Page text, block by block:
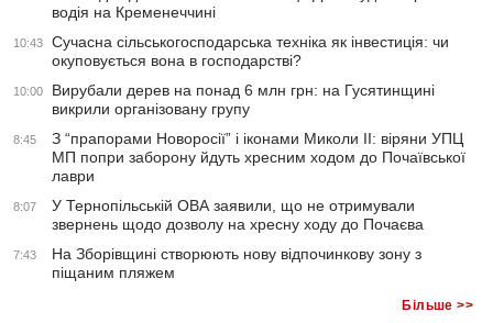
водія на Кременеччині
10:43
Сучасна сільськогосподарська техніка як інвестиція: чи
окуповується вона в господарстві?
10:00
Вирубали дерев на понад 6 млн грн: на Гусятинщині
викрили організовану групу
8:45
З “прапорами Новоросії” і іконами Миколи ІІ: віряни УПЦ
МП попри заборону йдуть хресним ходом до Почаївської
лаври
8:07
У Тернопільській ОВА заявили, що не отримували
звернень щодо дозволу на хресну ходу до Почаєва
7:43
На Зборівщині створюють нову відпочинкову зону з
піщаним пляжем
Більше >>